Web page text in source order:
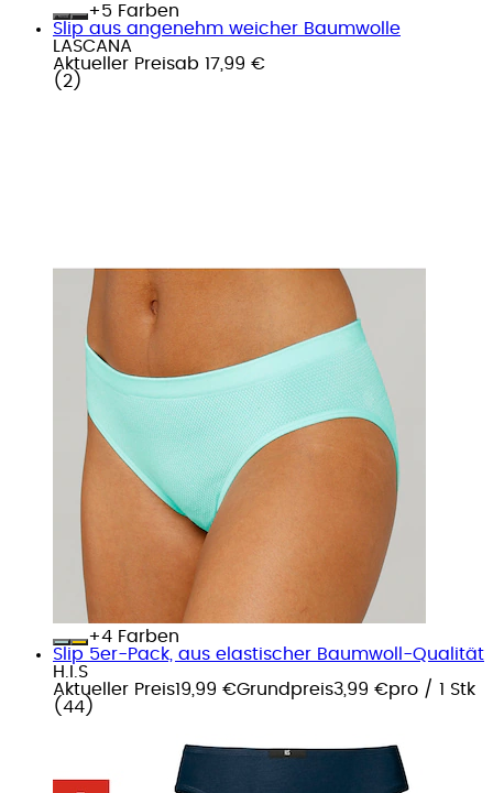
+
Farben
Slip aus angenehm weicher Baumwolle
LASCANA
Aktueller Preisab 17,99 €
( 2 )
+
Farben
Slip 5er-Pack, aus elastischer Baumwoll-Qualität
H.I.S
Aktueller Preis19,99 €Grundpreis3,99 €pro / 1 Stk
( 44 )